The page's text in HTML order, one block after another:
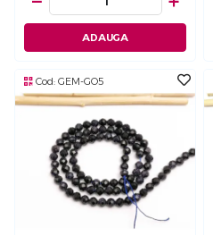
ADAUGA
Cod: GEM-GO5